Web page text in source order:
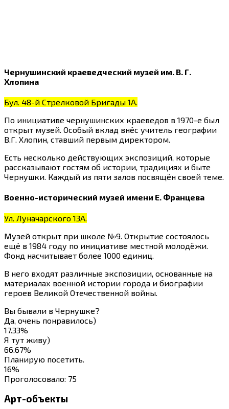
Чернушинский краеведческий музей им. В. Г.
Хлопина
Бул. 48-й Стрелковой Бригады 1А.
По инициативе чернушинских краеведов в 1970-е был
открыт музей. Особый вклад внёс учитель географии
В.Г. Хлопин, ставший первым директором.
Есть несколько действующих экспозиций, которые
рассказывают гостям об истории, традициях и быте
Чернушки. Каждый из пяти залов посвящён своей теме.
Военно-исторический музей имени Е. Францева
Ул. Луначарского 13А.
Музей открыт при школе №9. Открытие состоялось
ещё в 1984 году по инициативе местной молодёжи.
Фонд насчитывает более 1000 единиц.
В него входят различные экспозиции, основанные на
материалах военной истории города и биографии
героев Великой Отечественной войны.
Вы бывали в Чернушке?
Да, очень понравилось)
17.33%
Я тут живу)
66.67%
Планирую посетить.
16%
Проголосовало: 75
Арт-объекты